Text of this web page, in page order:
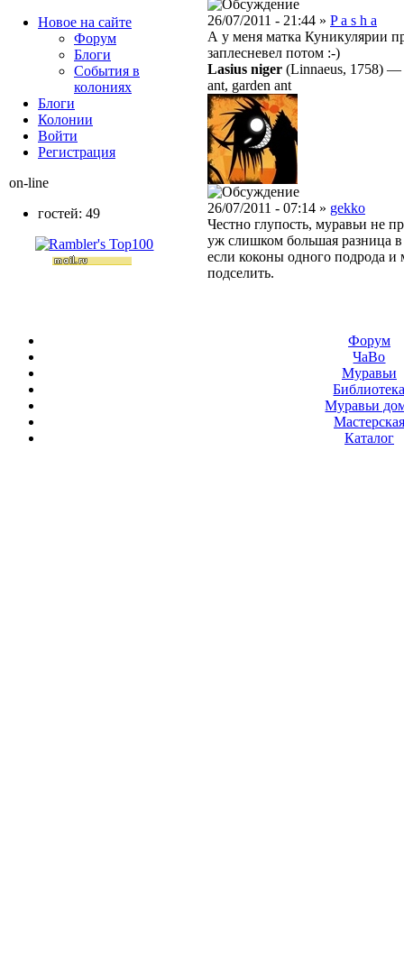
26/07/2011 - 21:44 » P a s h a
А у меня матка Куникулярии
заплесневел потом :-)
Lasius niger (Linnaeus, 1758) —
ant, garden ant
26/07/2011 - 07:14 » gekko
Честно глупость, муравьи не
уж слишком большая разница в
если коконы одного подрода и
подселить.
Новое на сайте
Форум
Блоги
События в
колониях
Блоги
Колонии
Войти
Peгиcтpaция
on-line
гостей: 49
Форум
ЧаВо
Муравьи
Муравьи
Мастерская
Каталог